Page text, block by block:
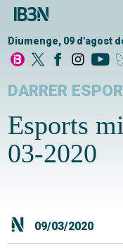
Diumenge, 09 d'agost
DARRER
Esports
03-2020
09/03/2020